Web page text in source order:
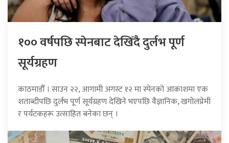
१०० वर्षपछि स्पेनबाट देखिँदै दुर्लभ पूर्ण
सूर्यग्रहण
काठमाडौँ । साउन २२, आगामी अगस्ट १२ मा स्पेनको आकाशमा एक
शताब्दीपछि दुर्लभ पूर्ण सूर्यग्रहण देखिने भएपछि वैज्ञानिक, खगोलप्रेमी
र पर्यटकहरू उत्साहित बनेका छन् ।